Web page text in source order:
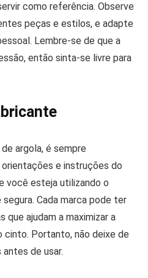
como referência. Observe
peças e estilos, e adapte
Lembre-se de que a
então sinta-se livre para
argola, é sempre
e instruções do
você esteja utilizando o
Cada marca pode ter
ajudam a maximizar a
Portanto, não deixe de
de usar.